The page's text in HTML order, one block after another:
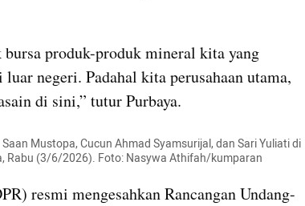
bursa produk-produk mineral kita yang
negeri. Padahal kita perusahaan utama,
di sini,” tutur Purbaya.
Mustopa, Cucun Ahmad Syamsurijal, dan Sari Yuliati di
Rabu (3/6/2026). Foto: Nasywa Athifah/kumparan
resmi mengesahkan Rancangan Undang-